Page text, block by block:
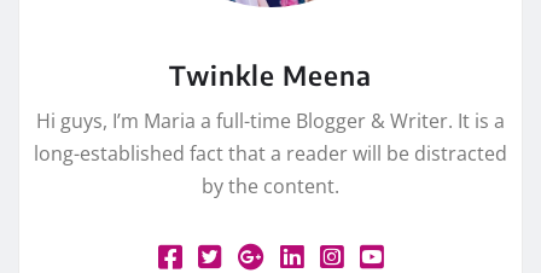
Twinkle Meena
Hi guys, I’m Maria a full-time Blogger & Writer. It is a
long-established fact that a reader will be distracted
by the content.